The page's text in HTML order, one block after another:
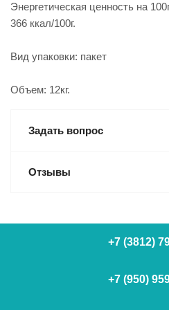
Энергетическая ценность на
366 ккал/100г.
Вид упаковки: пакет
Объем: 12кг.
Задать вопрос
Отзывы
+7 (3812)
+7 (950)